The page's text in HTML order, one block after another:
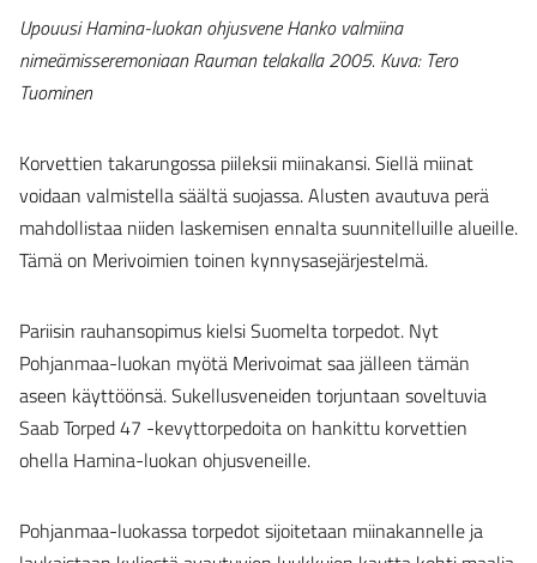
Upouusi Hamina-luokan ohjusvene Hanko valmiina
nimeämisseremoniaan Rauman telakalla 2005. Kuva: Tero
Tuominen
Korvettien takarungossa piileksii miinakansi. Siellä miinat
voidaan valmistella säältä suojassa. Alusten avautuva perä
mahdollistaa niiden laskemisen ennalta suunnitelluille alueille.
Tämä on Merivoimien toinen kynnysasejärjestelmä.
Pariisin rauhansopimus kielsi Suomelta torpedot. Nyt
Pohjanmaa-luokan myötä Merivoimat saa jälleen tämän
aseen käyttöönsä. Sukellusveneiden torjuntaan soveltuvia
Saab Torped 47 -kevyttorpedoita on hankittu korvettien
ohella Hamina-luokan ohjusveneille.
Pohjanmaa-luokassa torpedot sijoitetaan miinakannelle ja